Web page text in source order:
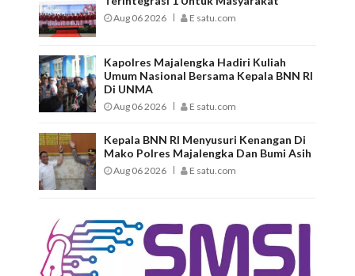
Aug 06 2026 E satu.com
Kapolres Majalengka Hadiri Kuliah
Umum Nasional Bersama Kepala BNN RI
Di UNMA
Aug 06 2026 E satu.com
Kepala BNN RI Menyusuri Kenangan Di
Mako Polres Majalengka Dan Bumi Asih
Aug 06 2026 E satu.com